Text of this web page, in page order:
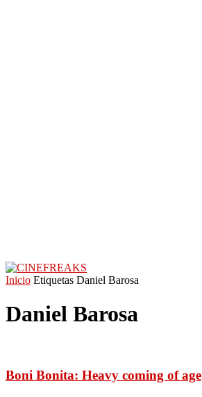
Inicio Etiquetas Daniel Barosa
Daniel Barosa
Boni Bonita: Heavy coming of age